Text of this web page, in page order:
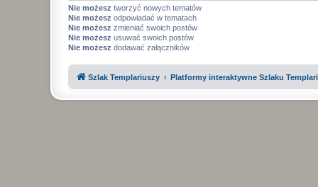
Nie możesz tworzyć nowych tematów
Nie możesz odpowiadać w tematach
Nie możesz zmieniać swoich postów
Nie możesz usuwać swoich postów
Nie możesz dodawać załączników
Szlak Templariuszy Platformy interaktywne Szlaku